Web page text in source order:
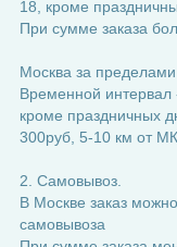
18, кроме
При сумме заказа
Москва за
Временной интервал
кроме праздничных
300руб, 5-10 км от
2. Самовывоз.
В Москве заказ
самовывоза